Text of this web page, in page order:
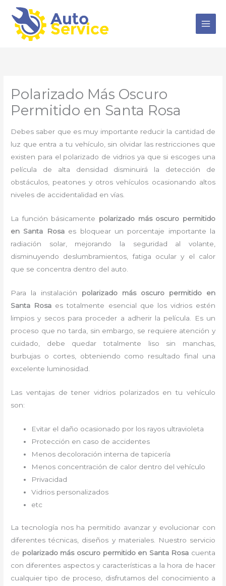
contenido
Polarizado Más Oscuro
Permitido en Santa Rosa
Debes saber que es muy importante reducir la cantidad de
luz que entra a tu vehículo, sin olvidar las restricciones que
existen para el polarizado de vidrios ya que si escoges una
película de alta densidad disminuirá la detección de
obstáculos, peatones y otros vehículos ocasionando altos
niveles de accidentalidad en vías.
La función básicamente polarizado más oscuro permitido
en Santa Rosa es bloquear un porcentaje importante la
radiación solar, mejorando la seguridad al volante,
disminuyendo deslumbramientos, fatiga ocular y el calor
que se concentra dentro del auto.
Para la instalación polarizado más oscuro permitidoen
Santa Rosa es totalmente
esencial que los vidrios estén
limpios y secos para proceder a adherir la película. Es un
proceso que no tarda, sin embargo, se requiere atención y
cuidado, debe quedar totalmente liso sin manchas,
burbujas o cortes, obteniendo como resultado final una
excelente luminosidad.
Las ventajas de tener vidrios polarizados en tu vehículo
son:
Evitar el daño ocasionado por los rayos ultravioleta
Protección en caso de accidentes
Menos decoloración interna de tapicería
Menos concentración de calor dentro del vehículo
Privacidad
Vidrios personalizados
etc
La tecnología nos ha permitido avanzar y evolucionar con
diferentes técnicas, diseños y materiales. Nuestro servicio
de polarizado más oscuro permitidoen Santa Rosa cuenta
con diferentes aspectos y características a la hora de hacer
cualquier tipo de proceso, disfrutamos del conocimiento a